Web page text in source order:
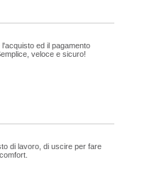
ed il pagamento
veloce e sicuro!
di lavoro, di uscire per fare